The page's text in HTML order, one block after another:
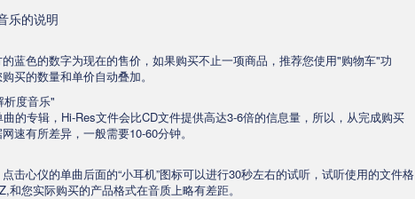
乐的说明
蓝色的数字为现在的售价，如果购买不止一项商品，推荐您使用"购物车"功
买的数量和单价自动叠加。
析度音乐"
的专辑，Hi-Res文件会比CD文件提供高达3-6倍的信息量，所以，从完成购买
速有所差异，一般需要10-60分钟。
击心仪的单曲后面的“小耳机”图标可以进行30秒左右的试听，试听使用的文件格
和您实际购买的产品格式在音质上略有差距。